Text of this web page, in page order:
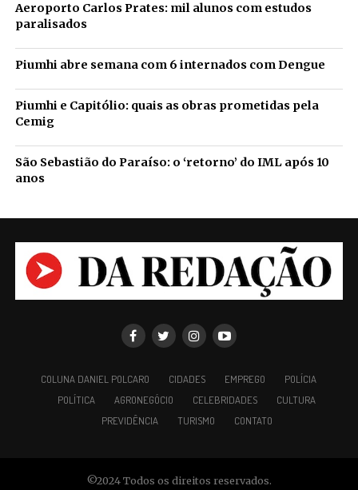
Aeroporto Carlos Prates: mil alunos com estudos
paralisados
Piumhi abre semana com 6 internados com Dengue
Piumhi e Capitólio: quais as obras prometidas pela
Cemig
São Sebastião do Paraíso: o ‘retorno’ do IML após 10
anos
COLUNA DANIEL POLCARO CIDADES EMPREGO
POLÍCIA
POLÍTICA
AGRONEGÓCIO CELEBRIDADES
CULTURA
PREVIDÊNCIA
TURISMO CONTATO
©2024 Todos os direitos reservados.